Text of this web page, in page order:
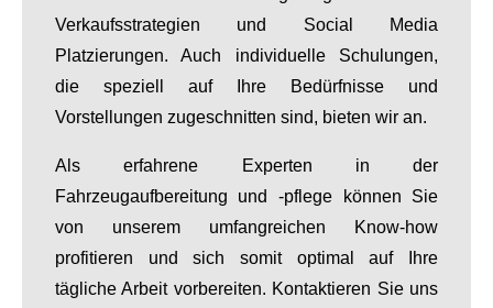
Verkaufsstrategien und Social Media
Platzierungen. Auch individuelle Schulungen,
die speziell auf Ihre Bedürfnisse und
Vorstellungen zugeschnitten sind, bieten wir an.
Als erfahrene Experten in der
Fahrzeugaufbereitung und -pflege können Sie
von unserem umfangreichen Know-how
profitieren und sich somit optimal auf Ihre
tägliche Arbeit vorbereiten. Kontaktieren Sie uns